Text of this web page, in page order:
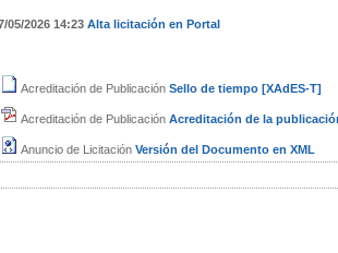
05/2026 14:23 Alta licitación en Portal
Acreditación de Publicación Sello de tiempo [XAdES-T]
Acreditación de Publicación Acreditación de la
Anuncio de Licitación Versión del Documento en XML